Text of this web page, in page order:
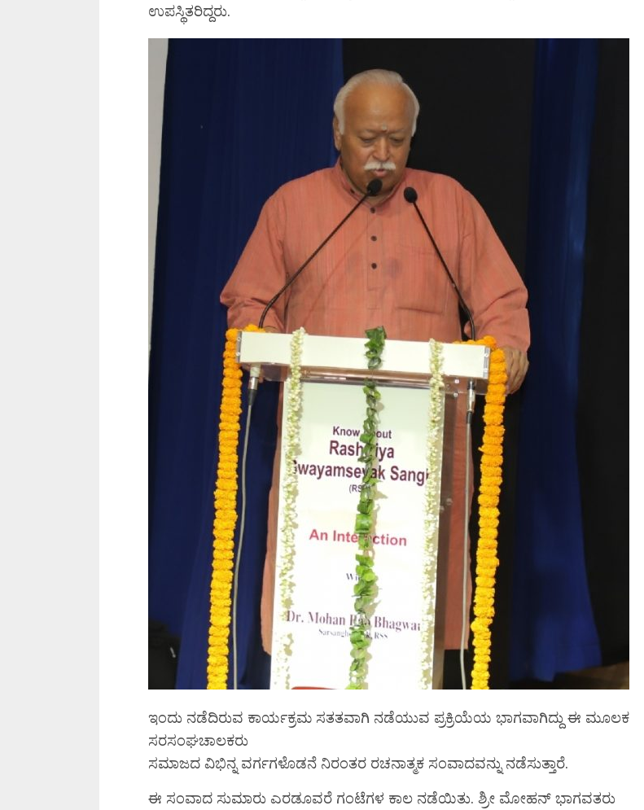
ಉಪಸ್ಥಿತರಿದ್ದರು.
ಇಂದು ನಡೆದಿರುವ ಕಾರ್ಯಕ್ರಮ ಸತತವಾಗಿ ನಡೆಯುವ ಪ್ರಕ್ರಿಯೆಯ ಭಾಗವಾಗಿದ್ದು ಈ ಮೂಲಕ
ಸರಸಂಘಚಾಲಕರು
ಸಮಾಜದ ವಿಭಿನ್ನ ವರ್ಗಗಳೊಡನೆ ನಿರಂತರ ರಚನಾತ್ಮಕ ಸಂವಾದವನ್ನು ನಡೆಸುತ್ತಾರೆ.
ಈ ಸಂವಾದ ಸುಮಾರು ಎರಡೂವರೆ ಗಂಟೆಗಳ ಕಾಲ ನಡೆಯಿತು. ಶ್ರೀ ಮೋಹನ್ ಭಾಗವತರು